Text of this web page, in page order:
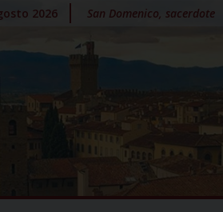
2026 San Domenico, sacerdote